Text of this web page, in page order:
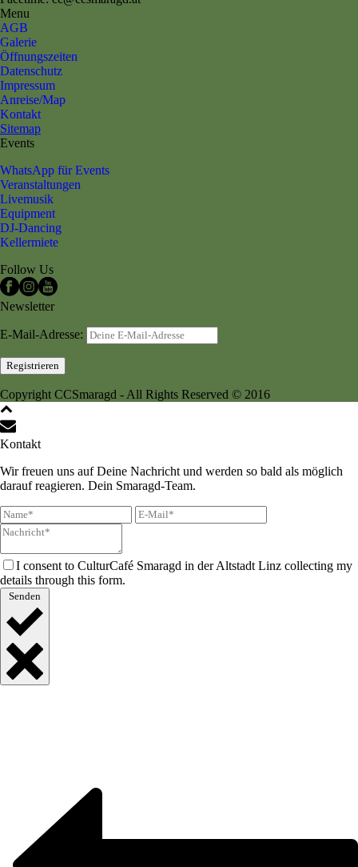
Menu
AGB
Galerie
Öffnungszeiten
Datenschutz
Impressum
Anreise/Map
Kontakt
Sitemap
Events
WhatsApp für Events
Veranstaltungen
Livemusik
Equipment
DJ-Dancing
Kellermiete
Follow Us
Newsletter
E-Mail-Adresse:
Copyright CCSmaragd - All Rights Reserved © 2016
Kontakt
Wir freuen uns auf Deine Nachricht und werden so bald als möglich
darauf reagieren. Dein Smaragd-Team.
I consent to CulturCafé Smaragd in der Altstadt Linz collecting my
details through this form.
Senden